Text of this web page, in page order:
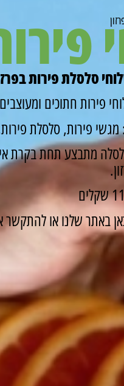
סלסלת פירות
פירות חתוכים
פירות, סלסלת
מתבצע תחת בקרת
שלנו או להתקשר אלינו